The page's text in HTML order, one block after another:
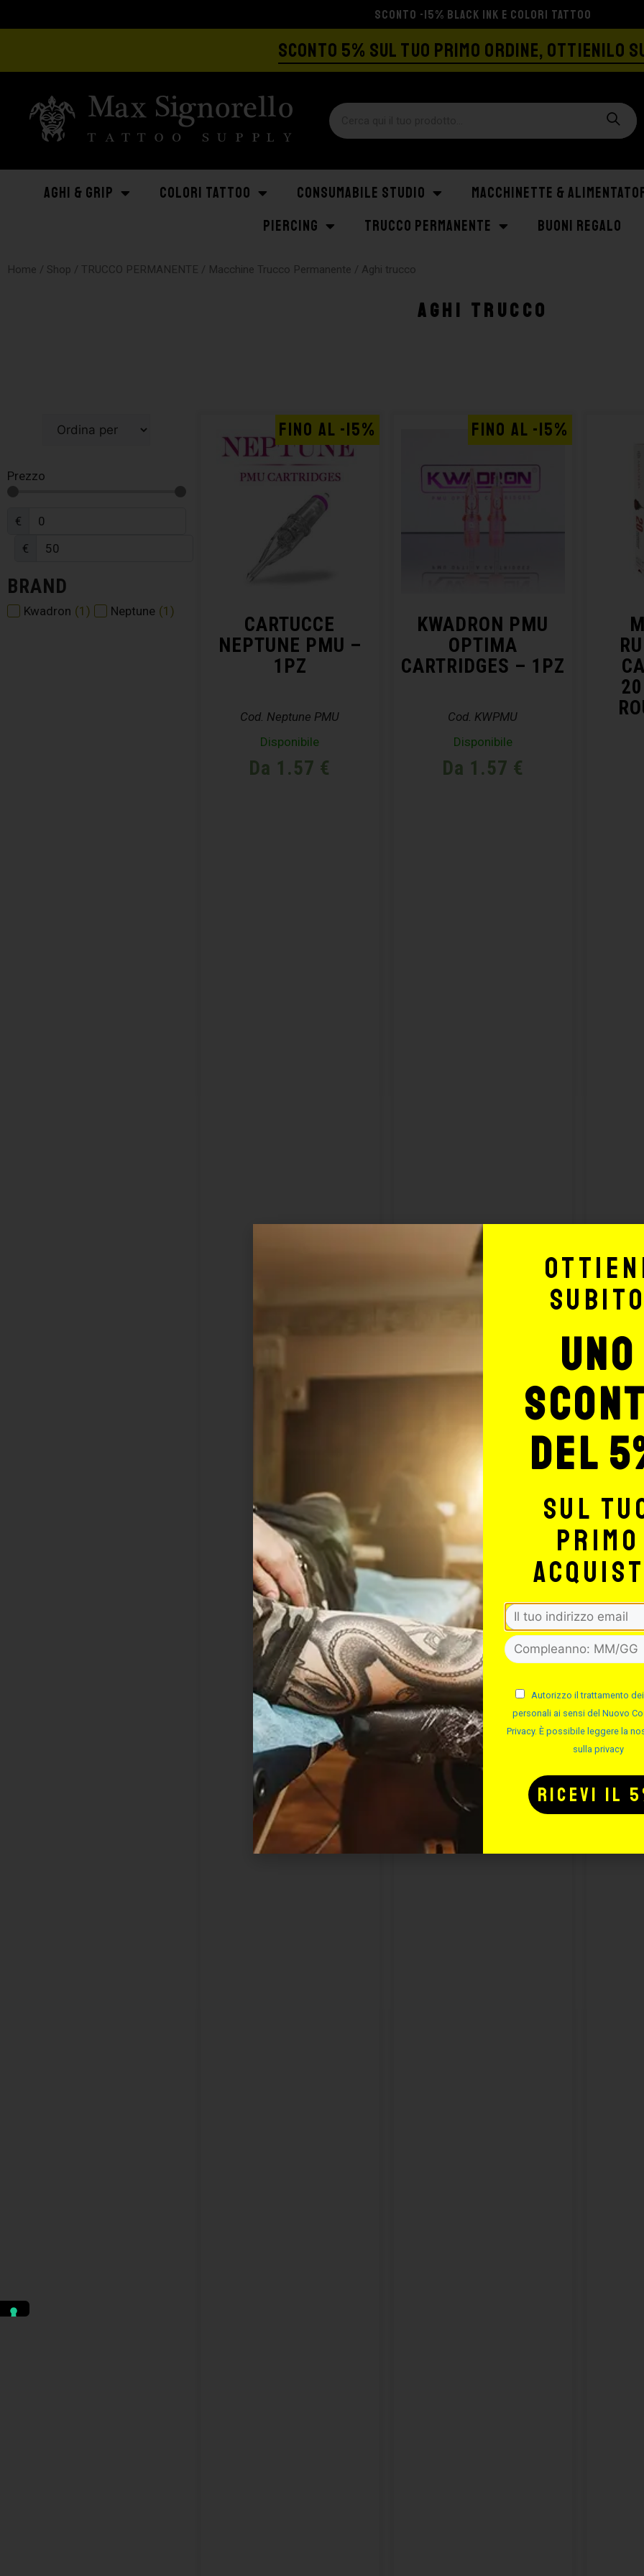
SPEDIZIONE GRATIS A PARTIRE DA €129
SCONTO 5% SUL TUO PRIMO ORDINE, OTTIENILO
AGHI & GRIP COLORI TATTOO CONSUMABILE STUDIO
MACCHINETTE &
PIERCING
TRUCCO PERMANENTE BUONI REGALO
Home / Shop / TRUCCO PERMANENTE / Macchine Trucco Permanente / Aghi trucco
Aghi trucco
Prezzo
€
€
BRAND
Kwadron (1 ) Neptune (1 )
CARTUCCE
NEPTUNE PMU –
1PZ
Cod. Neptune PMU
Disponibile
Da 1.57 €
FINO AL -15%
KWADRON PMU
OPTIMA
CARTRIDGES – 1PZ
Cod. KWPMU
Disponibile
Da 1.57 €
FINO AL -15%
uno
del
sul
primo
Autorizzo il trattamento
personali ai sensi del Nuovo
Privacy. È possibile leggere la
sulla privacy